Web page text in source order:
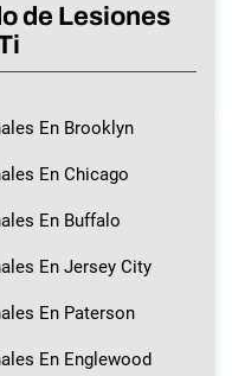
de Lesiones
En Brooklyn
En Chicago
En Buffalo
En Jersey City
En Paterson
En Englewood